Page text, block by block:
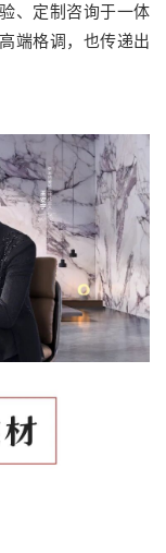
、定制咨询于一体
端格调，也传递出